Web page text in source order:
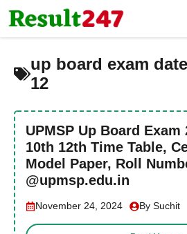
Skip
to
up board exam
12
UPMSP Up Board Exam
10th 12th Time Table,
Model Paper, Roll
@upmsp.edu.in
November 24, 2024 By Suchit